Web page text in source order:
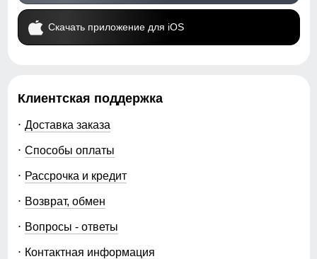
Скачать приложение для iOS
Клиентская поддержка
Доставка заказа
Способы оплаты
Рассрочка и кредит
Возврат, обмен
Вопросы - ответы
Контактная информация